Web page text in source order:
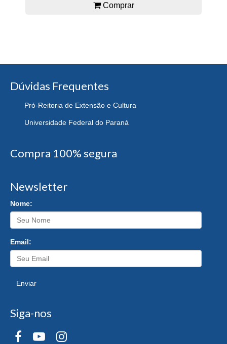
Comprar
Dúvidas Frequentes
Pró-Reitoria de Extensão e Cultura
Universidade Federal do Paraná
Compra 100% segura
Newsletter
Nome:
Email:
Enviar
Siga-nos